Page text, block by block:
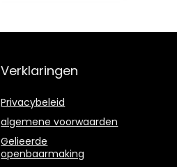
Verklaringen
Privacybeleid
algemene voorwaarden
Gelieerde
openbaarmaking